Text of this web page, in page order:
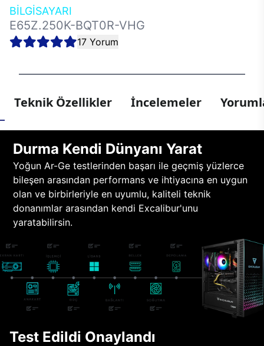
BİLGİSAYARI
E65Z.250K-BQT0R-VHG
17 Yorum
Teknik Özellikler İncelemeler
Durma Kendi Dünyanı Yarat
Yoğun Ar-Ge testlerinden başarı ile geçmiş yüzlerce
bileşen arasından performans ve ihtiyacına en uygun
olan ve birbirleriyle en uyumlu, kaliteli teknik
donanımlar arasından kendi Excalibur'unu
yaratabilirsin.
Test Edildi Onaylandı